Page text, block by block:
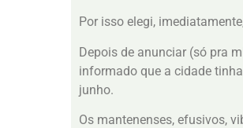
Por isso elegi,
Depois de anunciar (só pra
informado que a cidade
junho.
Os mantenenses, efusivos,